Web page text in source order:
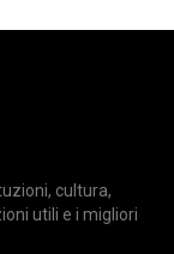
cultura,
utili e i migliori